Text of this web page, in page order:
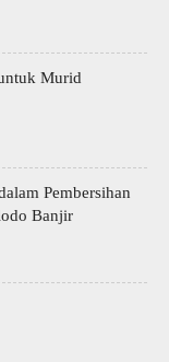
Murid
Pembersihan
Banjir